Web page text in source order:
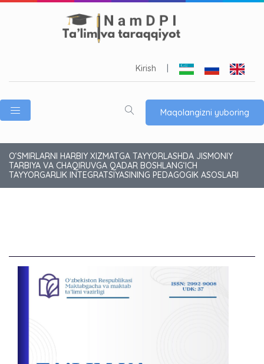
Kirish
Maqolangizni yuboring
O‘SMIRLARNI HARBIY XIZMATGA TAYYORLASHDA JISMONIY
TARBIYA VA CHAQIRUVGA QADAR BOSHLANG‘ICH
TAYYORGARLIK INTEGRATSIYASINING PEDAGOGIK ASOSLARI